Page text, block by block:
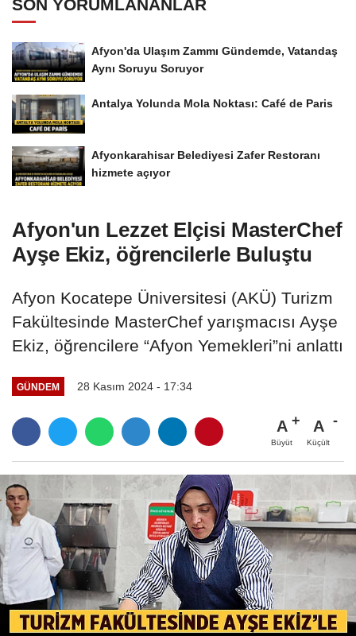
SON YORUMLANANLAR
Afyon'da Ulaşım Zammı Gündemde, Vatandaş
Aynı Soruyu Soruyor
Antalya Yolunda Mola Noktası: Café de Paris
Afyonkarahisar Belediyesi Zafer Restoranı
hizmete açıyor
Afyon'un Lezzet Elçisi MasterChef
Ayşe Ekiz, öğrencilerle Buluştu
Afyon Kocatepe Üniversitesi (AKÜ) Turizm
Fakültesinde MasterChef yarışmacısı Ayşe
Ekiz, öğrencilere “Afyon Yemekleri”ni anlattı
GÜNDEM 28 Kasım 2024 - 17:34
A
Büyüt
A
Küçült